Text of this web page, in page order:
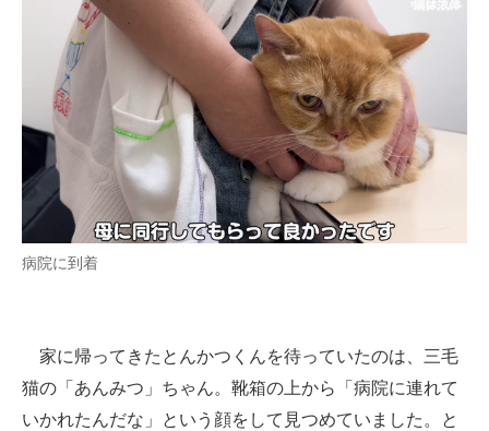
病院に到着
家に帰ってきたとんかつくんを待っていたのは、三毛
猫の「あんみつ」ちゃん。靴箱の上から「病院に連れて
いかれたんだな」という顔をして見つめていました。と